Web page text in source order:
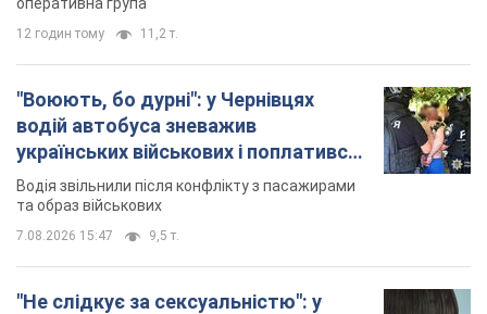
12 годин тому 11,2 т.
"Воюють, бо дурні": у Чернівцях
водій автобуса зневажив
українських військових і поплатився.
Відео
Водія звільнили після конфлікту з пасажирами
та образ військових
7.08.2026 15:47 9,5 т.
"Не слідкує за сексуальністю": у